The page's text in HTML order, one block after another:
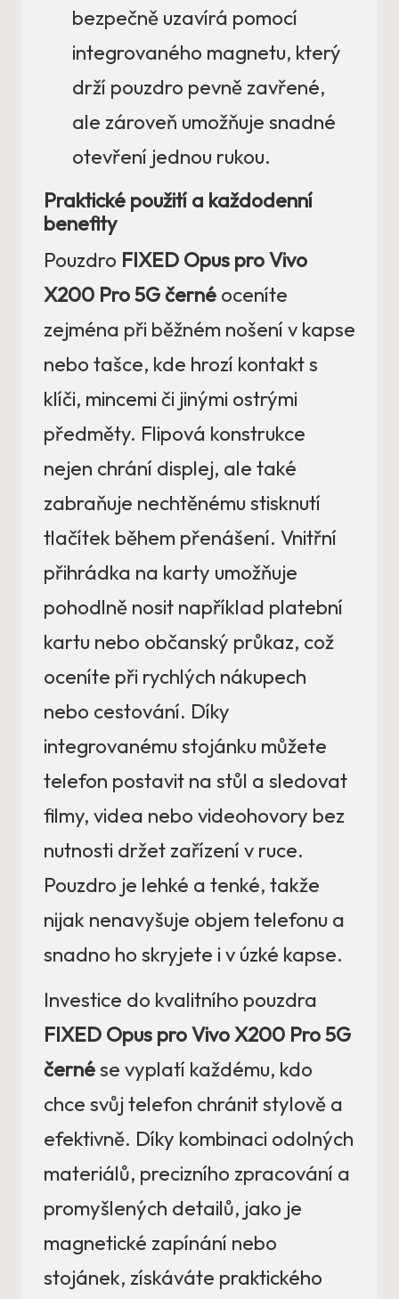
bezpečně uzavírá pomocí
integrovaného magnetu, který
drží pouzdro pevně zavřené,
ale zároveň umožňuje snadné
otevření jednou rukou.
Praktické použití a každodenní
benefity
Pouzdro FIXED Opus pro Vivo
X200 Pro 5G černé oceníte
zejména při běžném nošení v kapse
nebo tašce, kde hrozí kontakt s
klíči, mincemi či jinými ostrými
předměty. Flipová konstrukce
nejen chrání displej, ale také
zabraňuje nechtěnému stisknutí
tlačítek během přenášení. Vnitřní
přihrádka na karty umožňuje
pohodlně nosit například platební
kartu nebo občanský průkaz, což
oceníte při rychlých nákupech
nebo cestování. Díky
integrovanému stojánku můžete
telefon postavit na stůl a sledovat
filmy, videa nebo videohovory bez
nutnosti držet zařízení v ruce.
Pouzdro je lehké a tenké, takže
nijak nenavyšuje objem telefonu a
snadno ho skryjete i v úzké kapse.
Investice do kvalitního pouzdra
FIXED Opus pro Vivo X200 Pro 5G
černése vyplatí každému, kdo
chce svůj telefon chránit stylově a
efektivně. Díky kombinaci odolných
materiálů, precizního zpracování a
promyšlených detailů, jako je
magnetické zapínání nebo
stojánek, získáváte praktického